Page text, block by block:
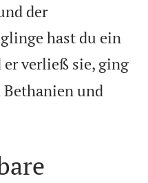
der
hast du ein
er verließ sie, ging
Bethanien und